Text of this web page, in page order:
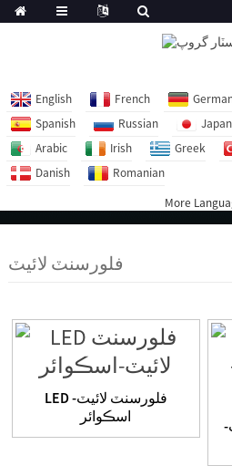
English French
Spanish
Russian
Arabic
Irish Greek
Danish
Romanian
More
فلورسنٽ لائيٽ
LED فلورسنٽ لائيٽ-
اسڪوائر